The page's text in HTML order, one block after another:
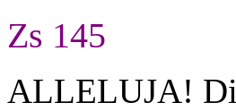
Zs 145
ALLELUJA!